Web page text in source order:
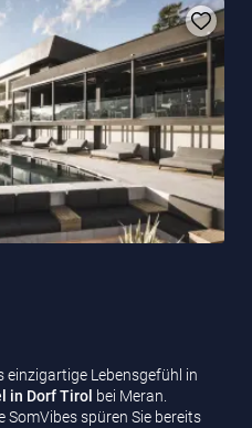
einzigartige Lebensgefühl in
in Dorf Tirol bei Meran.
SomVibes spüren Sie bereits